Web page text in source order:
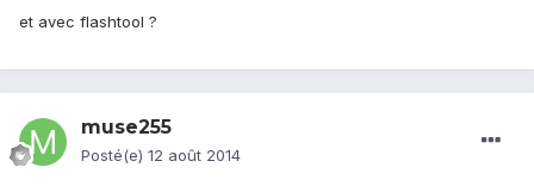
et avec flashtool ?
muse255
Posté(e) 12 août 2014